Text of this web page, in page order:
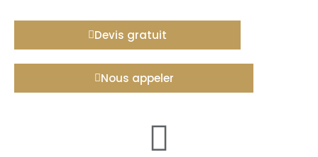
Devis gratuit
Nous appeler